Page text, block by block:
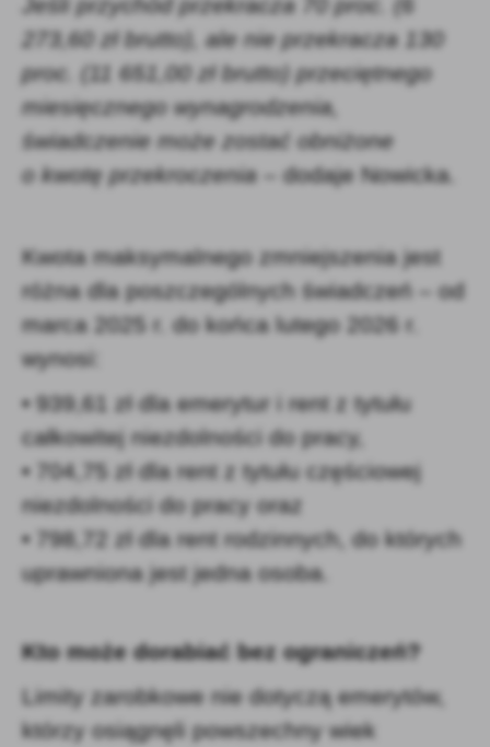
273,60 zł brutto), ale nie przekracza 130
proc. (11 651,00 zł brutto) przeciętnego
miesięcznego wynagrodzenia,
świadczenie może zostać obniżone
o kwotę przekroczenia– dodaje Nowicka.
Kwota maksymalnego zmniejszenia jest
różna dla poszczególnych świadczeń – od
marca 2025 r. do końca lutego 2026 r.
wynosi:
• 939,61 zł dla emerytur i rent z tytułu
całkowitej niezdolności do pracy,
• 704,75 zł dla rent z tytułu częściowej
niezdolności do pracy oraz
• 798,72 zł dla rent rodzinnych, do których
uprawniona jest jedna osoba.
Kto może dorabiać bez ograniczeń?
Limity zarobkowe nie dotyczą emerytów,
którzy osiągnęli powszechny wiek